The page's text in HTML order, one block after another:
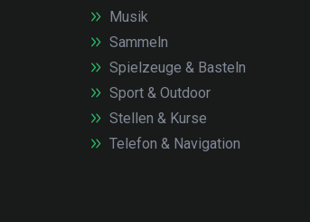
Musik
Sammeln
Spielzeuge & Basteln
Sport & Outdoor
Stellen & Kurse
Telefon & Navigation